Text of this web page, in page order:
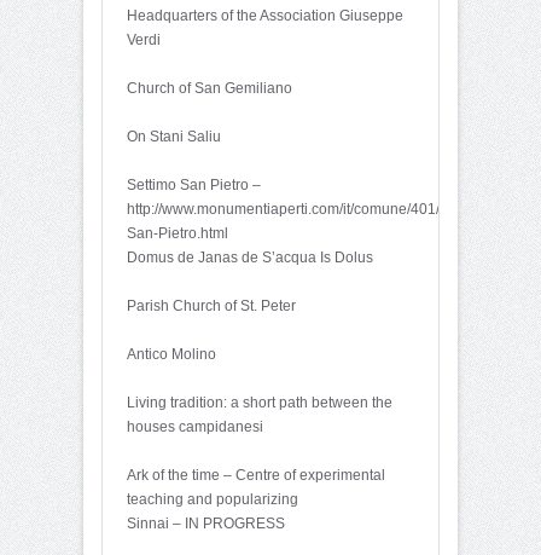
Headquarters of the Association Giuseppe
Verdi
Church of San Gemiliano
On Stani Saliu
Settimo San Pietro –
http://www.monumentiaperti.com/it/comune/401/Settimo-
San-Pietro.html
Domus de Janas de S’acqua Is Dolus
Parish Church of St. Peter
Antico Molino
Living tradition: a short path between the
houses campidanesi
Ark of the time – Centre of experimental
teaching and popularizing
Sinnai – IN PROGRESS